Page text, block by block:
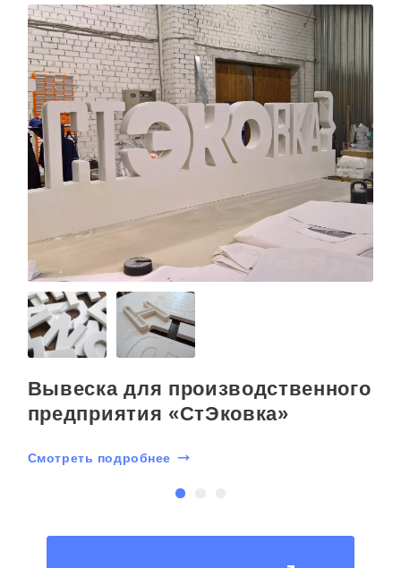
Вывеска для производственного
предприятия «CтЭковка»
Смотреть подробнее